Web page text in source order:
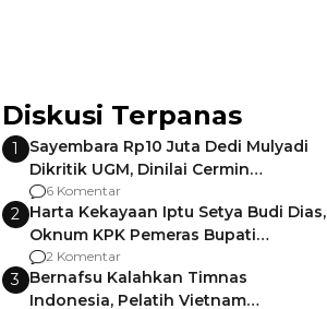
Diskusi Terpanas
1
Sayembara Rp10 Juta Dedi Mulyadi
Dikritik UGM, Dinilai Cermin
Gagalnya Negara Jamin Keamanan
6 Komentar
2 Harta Kekayaan Iptu Setya Budi Dias,
Oknum KPK Pemeras Bupati
Pemalang
2 Komentar
3 Bernafsu Kalahkan Timnas
Indonesia, Pelatih Vietnam